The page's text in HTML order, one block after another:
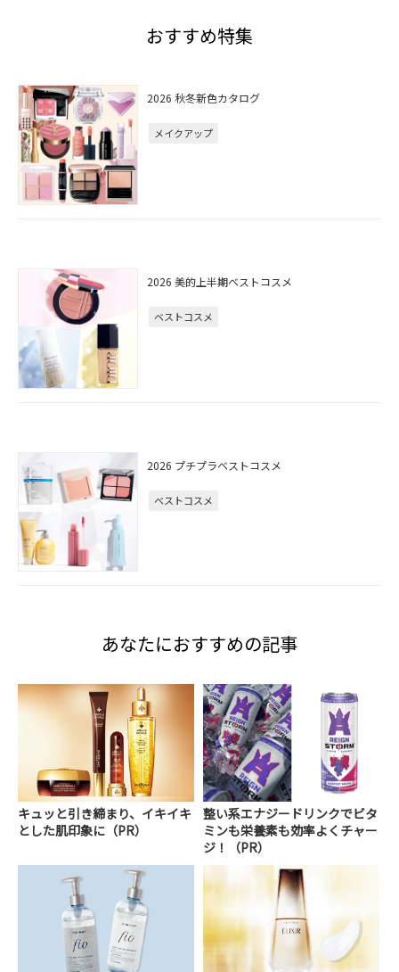
おすすめ特集
2026 秋冬新色カタログ
メイクアップ
2026 美的上半期ベストコスメ
ベストコスメ
2026 プチプラベストコスメ
ベストコスメ
あなたにおすすめの記事
キュッと引き締まり、イキイキ
とした肌印象に（PR）
整い系エナジードリンクでビタ
ミンも栄養素も効率よくチャー
ジ！（PR）